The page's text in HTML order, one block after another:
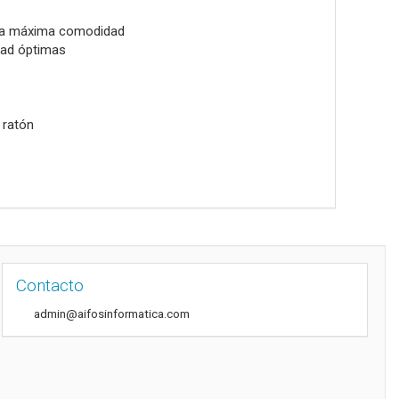
máxima comodidad
óptimas
Contacto
admin@aifosinformatica.com